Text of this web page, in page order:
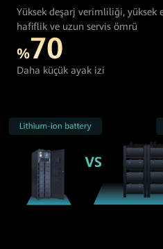
Yüksek deşarj verimliliği, yüksek
hafiflik ve uzun servis ömrü
%70
Daha küçük ayak izi